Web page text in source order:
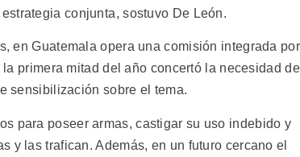
conjunta, sostuvo De León.
en Guatemala opera una comisión integrada por
primera mitad del año concertó la necesidad de
sensibilización sobre el tema.
para poseer armas, castigar su uso indebido y
y las trafican. Además, en un futuro cercano el